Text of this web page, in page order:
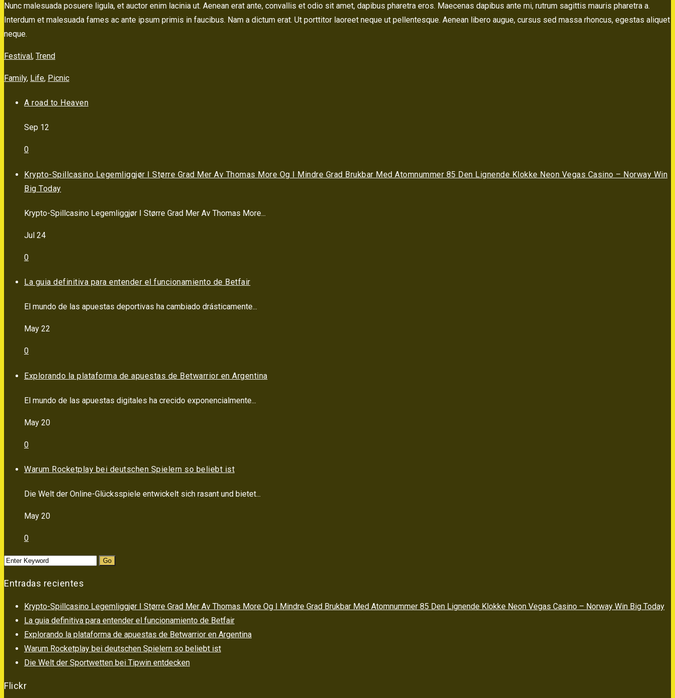
Nunc malesuada posuere ligula, et auctor enim lacinia ut. Aenean erat ante, convallis et odio sit amet, dapibus pharetra eros. Maecenas dapibus ante mi, rutrum sagittis mauris pharetra a.
Interdum et malesuada fames ac ante ipsum primis in faucibus. Nam a dictum erat. Ut porttitor laoreet neque ut pellentesque. Aenean libero augue, cursus sed massa rhoncus, egestas aliquet
neque.
Festival, Trend
Family, Life, Picnic
A road to Heaven
Sep 12
0
Krypto-Spillcasino Legemliggjør I Større Grad Mer Av Thomas More Og I Mindre Grad Brukbar Med Atomnummer 85 Den Lignende Klokke Neon Vegas Casino – Norway Win
Big Today
Krypto-Spillcasino Legemliggjør I Større Grad Mer Av Thomas More...
Jul 24
0
La guia definitiva para entender el funcionamiento de Betfair
El mundo de las apuestas deportivas ha cambiado drásticamente...
May 22
0
Explorando la plataforma de apuestas de Betwarrior en Argentina
El mundo de las apuestas digitales ha crecido exponencialmente...
May 20
0
Warum Rocketplay bei deutschen Spielern so beliebt ist
Die Welt der Online-Glücksspiele entwickelt sich rasant und bietet...
May 20
0
Entradas recientes
Krypto-Spillcasino Legemliggjør I Større Grad Mer Av Thomas More Og I Mindre Grad Brukbar Med Atomnummer 85 Den Lignende Klokke Neon Vegas Casino – Norway Win Big Today
La guia definitiva para entender el funcionamiento de Betfair
Explorando la plataforma de apuestas de Betwarrior en Argentina
Warum Rocketplay bei deutschen Spielern so beliebt ist
Die Welt der Sportwetten bei Tipwin entdecken
Flickr